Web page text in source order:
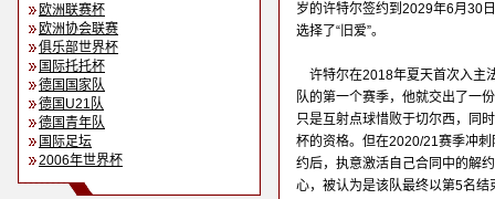
欧洲联赛杯
欧洲协会联赛
俱乐部世界杯
国际托托杯
德国国家队
德国U21队
德国青年队
国际足坛
2006年世界杯
岁的许特尔签约到2029年6月30
选择了“旧爱”。
许特尔在2018年夏天首次入主
队的第一个赛季，他就交出了一
只是互射点球惜败于切尔西，同
杯的资格。但在2020/21赛季冲
约后，执意激活自己合同中的解
心，被认为是该队最终以第5名